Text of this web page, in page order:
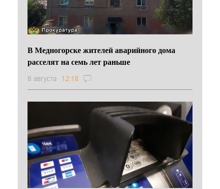
В Медногорске жителей аварийного дома
расселят на семь лет раньше
8 августа 12:18